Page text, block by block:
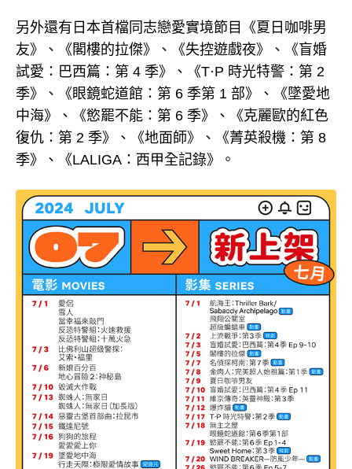
另外還有日本首檔同志戀愛實境節目《夏日咖啡男
友》、《閣樓的拉傑》、《失控遊戲夜》、《盲婚
試愛：巴西篇：第 4 季》、《T·P 時光特警：第 2
季》、《眼鏡蛇道館：第 6 季第 1 部》、《墜愛地
中海》、《慾罷不能：第 6 季》、《克麗歐的紅色
復仇：第 2 季》、《地面師》、《菁英殺機：第 8
季》、《LALIGA：西甲全記錄》。